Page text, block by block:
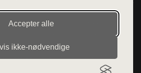
Accepter alle
ikke‑nødvendige
want.dk, der udgiver en række
af forskellige produkter fra
sælges ikke varer fra denne side - vi
sælger varen. Vi har heller ikke